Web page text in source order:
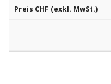
Preis CHF (exkl. MwSt.)